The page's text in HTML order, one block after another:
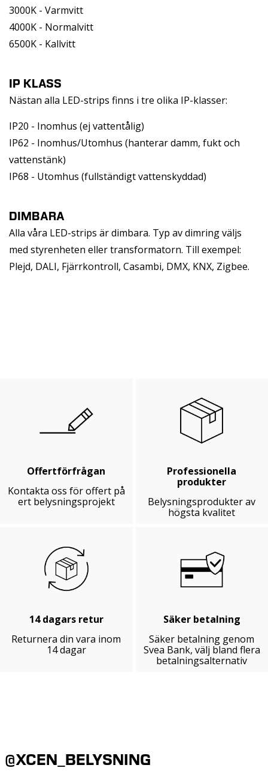
3000K - Varmvitt
4000K - Normalvitt
6500K - Kallvitt
IP KLASS
Nästan alla LED-strips finns i tre olika IP-klasser:
IP20 - Inomhus (ej vattentålig)
IP62 - Inomhus/Utomhus (hanterar damm, fukt och
vattenstänk)
IP68 - Utomhus (fullständigt vattenskyddad)
DIMBARA
Alla våra LED-strips är dimbara. Typ av dimring väljs
med styrenheten eller transformatorn. Till exempel:
Plejd, DALI, Fjärrkontroll, Casambi, DMX, KNX, Zigbee.
Offertförfrågan
Kontakta oss för offert på
ert belysningsprojekt
Professionella
produkter
Belysningsprodukter av
högsta kvalitet
14 dagars retur
Returnera din vara inom
14 dagar
Säker betalning
Säker betalning genom
Svea Bank, välj bland flera
betalningsalternativ
@XCEN_BELYSNING